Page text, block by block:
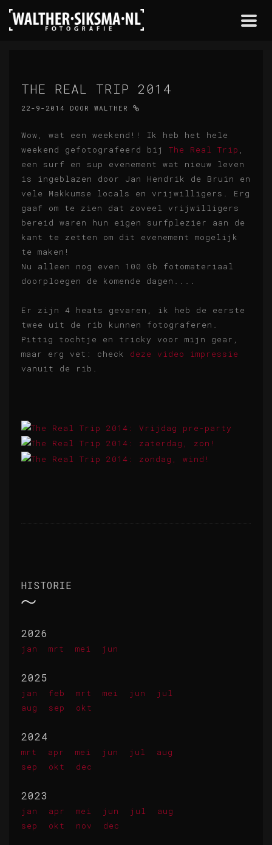
THE REAL TRIP 2014
22-9-2014 DOOR WALTHER
Wow, wat een weekend!! Ik heb het hele
weekend gefotografeerd bij The Real Trip ,
een surf en sup evenement wat nieuw leven
is ingeblazen door Jan Hendrik de Bruin en
vele Makkumse locals en vrijwilligers. Erg
gaaf om te zien dat zoveel vrijwilligers
bereid waren hun eigen surfplezier aan de
kant te zetten om dit evenement mogelijk
te maken!
Nu alleen nog even 100 Gb fotomateriaal
doorploegen de komende dagen....
Er zijn 4 heats gevaren, ik heb de eerste
twee uit de rib kunnen fotograferen.
Pittig tochtje en tricky voor mijn gear,
maar erg vet: check deze video impressie
vanuit de rib.
HISTORIE
2026
jan mrt mei jun
2025
jan feb mrt mei jun
jul
aug
sep okt
2024
mrt apr mei jun jul
aug
sep
okt dec
2023
jan apr mei jun jul
aug
sep
okt nov dec